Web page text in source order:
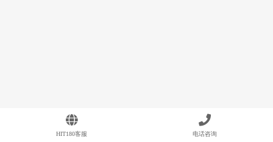
HIT180客服 电话咨询